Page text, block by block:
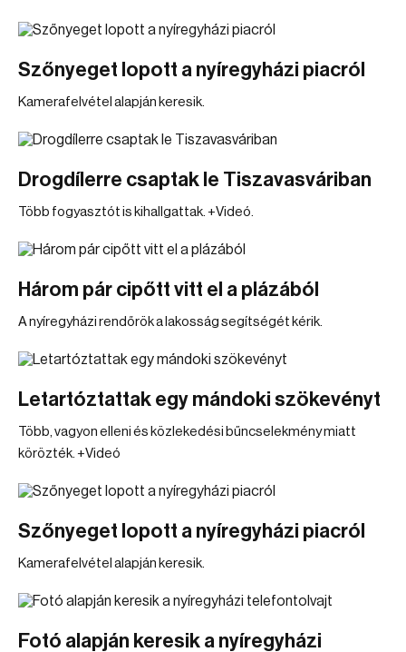
Szőnyeget lopott a nyíregyházi piacról
Kamerafelvétel alapján keresik.
Drogdílerre csaptak le Tiszavasváriban
Több fogyasztót is kihallgattak. +Videó.
Három pár cipőtt vitt el a plázából
A nyíregyházi rendőrök a lakosság segítségét kérik.
Letartóztattak egy mándoki szökevényt
Több, vagyon elleni és közlekedési bűncselekmény miatt
körözték. +Videó
Szőnyeget lopott a nyíregyházi piacról
Kamerafelvétel alapján keresik.
Fotó alapján keresik a nyíregyházi